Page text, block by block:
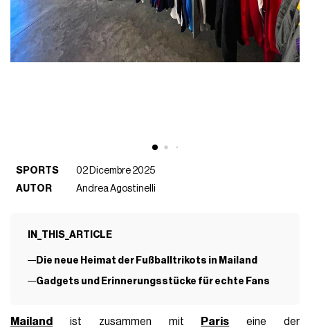
SPORTS
02 Dicembre 2025
AUTOR
Andrea Agostinelli
IN_THIS_ARTICLE
Die neue Heimat der Fußballtrikots in Mailand
Gadgets und Erinnerungsstücke für echte Fans
Mailand ist zusammen mit Paris eine der